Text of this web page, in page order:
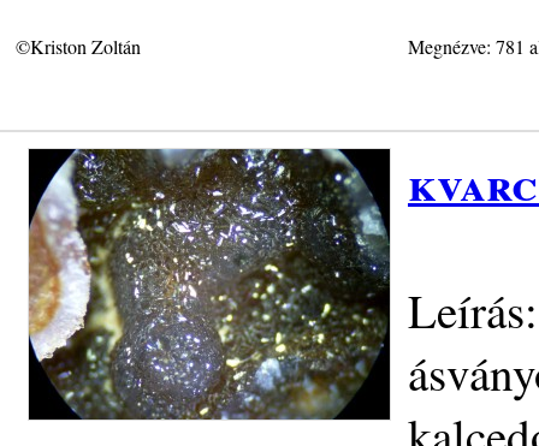
©Kriston Zoltán Megnézve: 781